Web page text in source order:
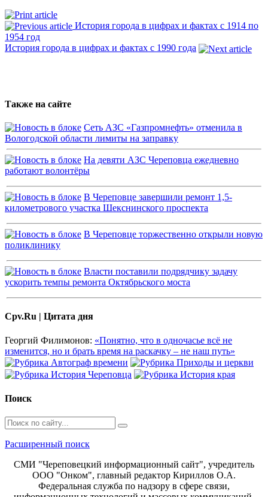
История города в цифрах и фактах с 1914 по
1954 год
История города в цифрах и фактах с 1990 года
Также на сайте
Сеть АЗС «Газпромнефть» отменила в
Вологодской области лимиты на заправку
На девяти АЗС Череповца ежедневно
работают волонтёры
В Череповце завершили ремонт 1,5-
километрового участка Шекснинского проспекта
В Череповце торжественно открыли новую
поликлинику
Власти поставили подрядчику задачу
ускорить темпы ремонта Октябрьского моста
Cpv.Ru | Цитата дня
Георгий Филимонов: «Понятно, что в одночасье всё не
изменится, но и брать время на раскачку – не наш путь»
Поиск
Расширенный поиск
СМИ "Череповецкий информационный сайт", учредитель
ООО "Онком", главный редактор Кириллов О.А.
Федеральная служба по надзору в сфере связи,